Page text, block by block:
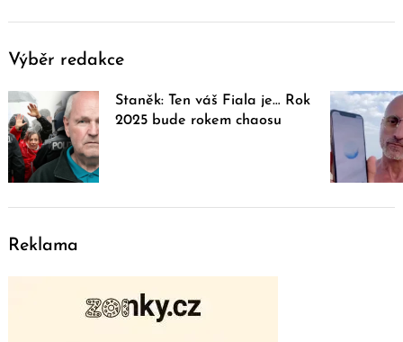
Výběr redakce
Staněk: Ten váš Fiala je… Rok
2025 bude rokem chaosu
Reklama